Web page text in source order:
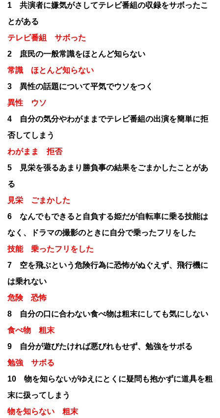
1 共演者に嫌気がさしてテレビ番組の収録をサボったこ
とがある
テレビ番組 サボった
2 庶民の一般常識をほとんど知らない
常識 ほとんど知らない
3 異性の話題について平気でウソをつく
異性 ウソ
4 自分の気分やわがままでテレビ番組の出演を簡単に拒
否してしまう
わがまま 拒否
5 見栄を張るあまり勝負事の結果をごまかしたことがあ
る
見栄 ごまかした
6 なんでもできると自負する姫だが自転車に乗る技能は
なく、ドラマの撮影のときに自分で乗ったフリをした
技能 乗ったフリをした
7 空を飛ぶという危険行為に恐怖がぬぐえず、飛行機に
は乗れない
危険 恐怖
8 自分の口に合わない食べ物は粗末にしても気にしない
食べ物 粗末
9 自分が遊びたければ悪びれもせず、勉強をサボる
勉強 サボる
10 物を知らないがゆえにとくに疑問も抱かずに道具を粗
末に扱ってしまう
物を知らない 粗末